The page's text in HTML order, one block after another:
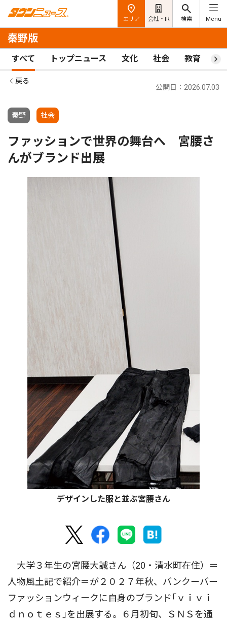
エリア 会社・IR 検索 Menu
秦野版
すべて トップニュース 文化 社会 教育 ス
戻る
秦野 社会
公開日：2026.07.03
ファッションで世界の舞台へ 宮腰さ
んがブランド出展
デザインした服と並ぶ宮腰さん
大学３年生の宮腰大誠さん（20・清水町在住）＝
人物風土記で紹介＝が２０２７年秋、バンクーバー
ファッションウィークに自身のブランド｢ｖｉｖｉ
ｄｎｏｔｅｓ｣を出展する。６月初旬、ＳＮＳを通